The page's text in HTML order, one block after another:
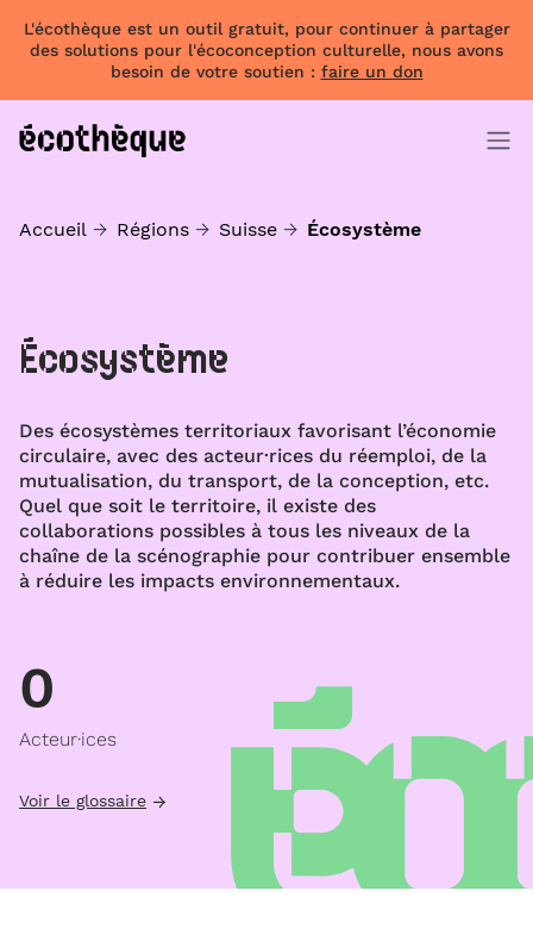
L'écothèque est un outil gratuit, pour continuer à partager
des solutions pour l'écoconception culturelle, nous avons
besoin de votre soutien : faire un don
Accueil Régions Suisse Écosystème
Écosystème
Des écosystèmes territoriaux favorisant l’économie
circulaire, avec des acteur·rices du réemploi, de la
mutualisation, du transport, de la conception, etc.
Quel que soit le territoire, il existe des
collaborations possibles à tous les niveaux de la
chaîne de la scénographie pour contribuer ensemble
à réduire les impacts environnementaux.
0
Acteur·ices
Voir le glossaire